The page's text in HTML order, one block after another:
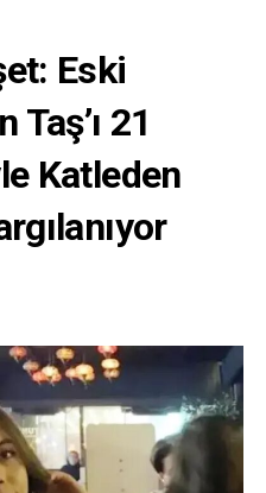
Eski
21
Katleden